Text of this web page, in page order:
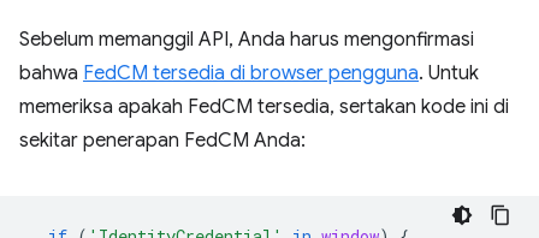
Sebelum memanggil API, Anda harus mengonfirmasi
bahwa FedCM tersedia di browser pengguna. Untuk
memeriksa apakah FedCM tersedia, sertakan kode ini di
sekitar penerapan FedCM Anda: